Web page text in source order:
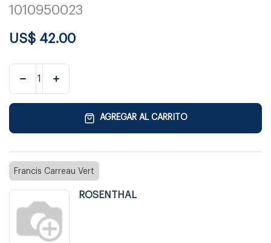
1010950023
US$ 42.00
AGREGAR AL CARRITO
Francis Carreau Vert
ROSENTHAL